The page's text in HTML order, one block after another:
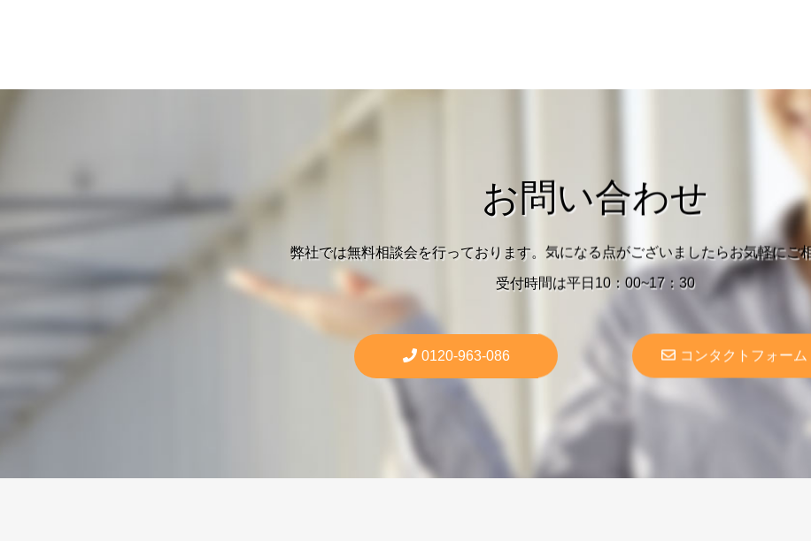
お問い合わせ
弊社では無料相談会を行っております。気になる点がございましたらお気軽にご
受付時間は平日10：00~17：30
0120-963-086 コンタクトフォーム